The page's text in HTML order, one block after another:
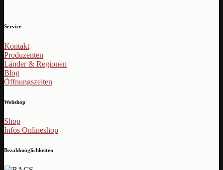
Service
Kontakt
Produzenten
Länder & Regionen
Blog
Öffnungszeiten
Webshop
Shop
Infos Onlineshop
Bezahlmöglichkeiten